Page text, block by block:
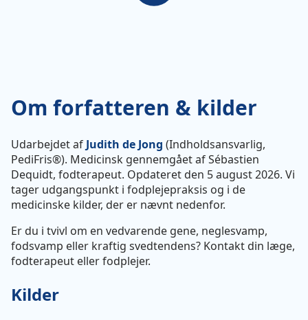
Om forfatteren & kilder
Udarbejdet afJudith de Jong (Indholdsansvarlig,
PediFris®). Medicinsk gennemgået af Sébastien
Dequidt, fodterapeut. Opdateret den 5 august 2026. Vi
tager udgangspunkt i fodplejepraksis og i de
medicinske kilder, der er nævnt nedenfor.
Er du i tvivl om en vedvarende gene, neglesvamp,
fodsvamp eller kraftig svedtendens? Kontakt din læge,
fodterapeut eller fodplejer.
Kilder